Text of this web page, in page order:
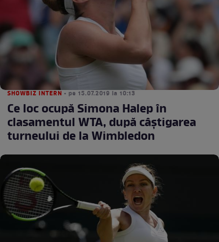
SHOWBIZ INTERN • pe 15.07.2019 la 10:13
Ce loc ocupă Simona Halep în
clasamentul WTA, după câștigarea
turneului de la Wimbledon